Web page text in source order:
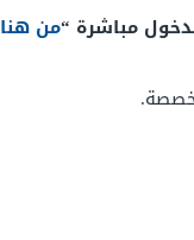
مباشرة “من هنا